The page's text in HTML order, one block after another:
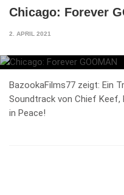
Chicago: Forever
2. APRIL 2021
BazookaFilms77 zeigt: Ein
Soundtrack von Chief Keef,
in Peace!